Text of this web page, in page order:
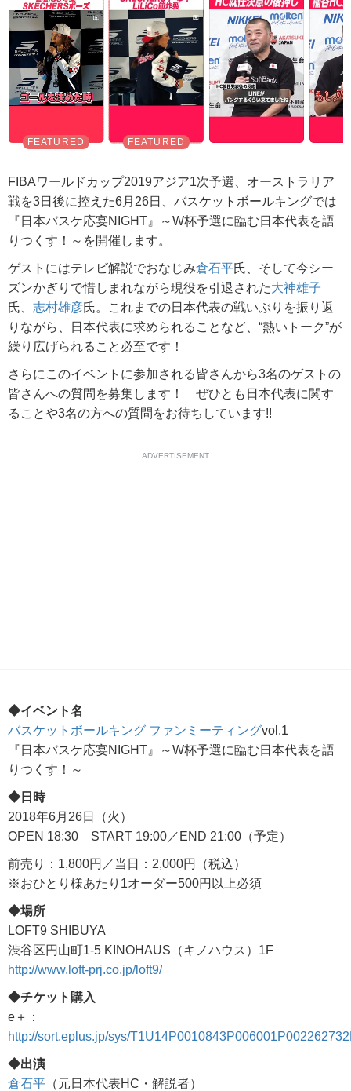
FIBAワールドカップ2019アジア1次予選、オーストラリア
戦を3日後に控えた6月26日、バスケットボールキングでは
『日本バスケ応宴NIGHT』～W杯予選に臨む日本代表を語
りつくす！～を開催します。
ゲストにはテレビ解説でおなじみ倉石平氏、そして今シー
ズンかぎりで惜しまれながら現役を引退された大神雄子
氏、 志村雄彦氏。これまでの日本代表の戦いぶりを振り返
りながら、日本代表に求められることなど、“熱いトーク”が
繰り広げられること必至です！
さらにこのイベントに参加される皆さんから3名のゲストの
皆さんへの質問を募集します！ ぜひとも日本代表に関す
ることや3名の方への質問をお待ちしています!!
ADVERTISEMENT
◆イベント名
バスケットボールキング ファンミーティングvol.1
『日本バスケ応宴NIGHT』～W杯予選に臨む日本代表を語
りつくす！～
◆日時
2018年6月26日（火）
OPEN 18:30 START 19:00／END 21:00（予定）
前売り：1,800円／当日：2,000円（税込）
※おひとり様あたり1オーダー500円以上必須
◆場所
LOFT9 SHIBUYA
渋谷区円山町1-5 KINOHAUS（キノハウス）1F
http://www.loft-prj.co.jp/loft9/
◆チケット購入
e＋：
http://sort.eplus.jp/sys/
◆出演
倉石平 （元日本代表HC・解説者）